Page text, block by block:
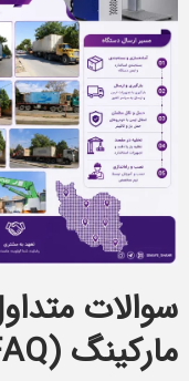
سوالات
مارکینگ (FAQ)